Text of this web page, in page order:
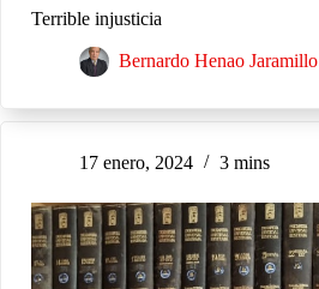
Terrible injusticia
Bernardo Henao Jaramillo
17 enero, 2024 3 mins